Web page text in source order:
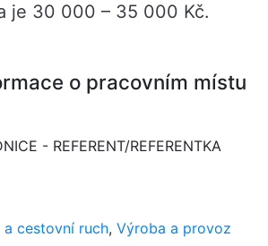
je 30 000 – 35 000 Kč.
o pracovním místu
- REFERENT/REFERENTKA
a cestovní ruch, Výroba a provoz